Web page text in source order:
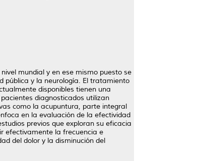
mundial y en ese mismo puesto se
pública y la neurología. El tratamiento
disponibles tienen una
diagnosticados utilizan
como la acupuntura, parte integral
en la evaluación de la efectividad
previos que exploran su eficacia
efectivamente la frecuencia e
del dolor y la disminución del